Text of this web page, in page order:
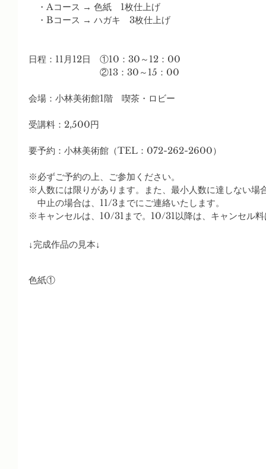
・Aコース → 色紙　1枚仕上げ
・Bコース → ハガキ　3枚仕上げ
日程：11月12日　①10：30～12：00
②13：30～15：00
会場：小林美術館1階　喫茶・ロビー
受講料：2,500円
要予約：小林美術館（TEL：072-262-2600）
※必ずご予約の上、ご参加ください。
※人数には限りがあります。また、最小人数に達しない場
中止の場合は、11/3までにご連絡いたします。
※キャンセルは、10/31まで。10/31以降は、キャンセル
↓完成作品の見本↓
色紙①